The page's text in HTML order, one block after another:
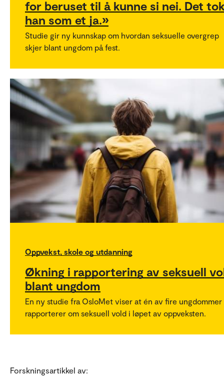
for beruset til å kunne si nei. Det
han som et ja.»
Studie gir ny kunnskap om hvordan seksuelle overgrep
skjer blant ungdom på fest.
Oppvekst, skole og utdanning
Økning i rapportering av seksuell
blant ungdom
En ny studie fra OsloMet viser at én av fire ungdommer
rapporterer om seksuell vold i løpet av oppveksten.
Forskningsartikkel av: